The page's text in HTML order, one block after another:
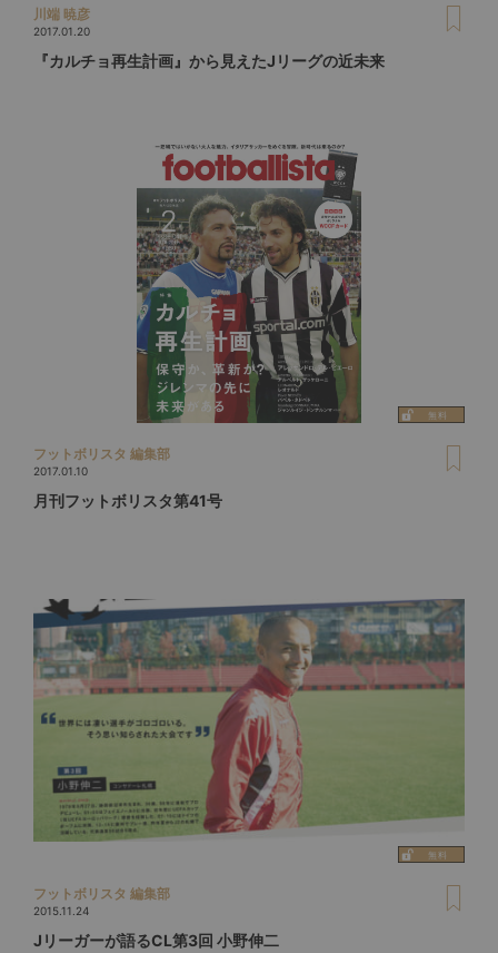
川端 暁彦
2017.01.20
『カルチョ再生計画』から見えたJリーグの近未来
フットボリスタ 編集部
2017.01.10
月刊フットボリスタ第41号
フットボリスタ 編集部
2015.11.24
Jリーガーが語るCL第3回 小野伸二